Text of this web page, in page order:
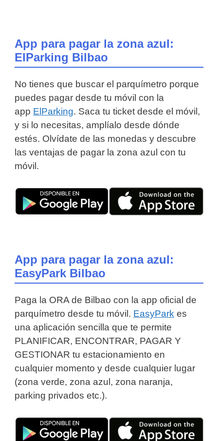
App para pagar la zona azul:
ElParking Bilbao
No tienes que buscar el parquímetro porque
puedes pagar desde tu móvil con la
app ElParking. Saca tu ticket desde el móvil,
y si lo necesitas, amplíalo desde dónde
estés. Olvídate de las monedas y descubre
las ventajas de pagar la zona azul con tu
móvil.
App para pagar la zona azul:
EasyPark Bilbao
Paga la ORA de Bilbao con la app oficial de
parquímetro desde tu móvil. EasyPark es
una aplicación sencilla que te permite
PLANIFICAR, ENCONTRAR, PAGAR Y
GESTIONAR tu estacionamiento en
cualquier momento y desde cualquier lugar
(zona verde, zona azul, zona naranja,
parking privados etc.).